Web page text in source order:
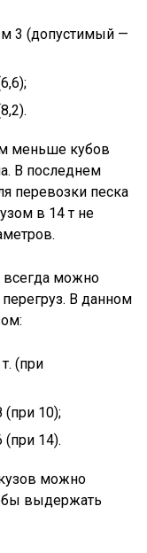
м 3 (допустимый —
меньше кубов
В последнем
перевозки песка
в 14 т не
всегда можно
перегруз. В данном
(при
(при 10);
(при 14).
можно
выдержать